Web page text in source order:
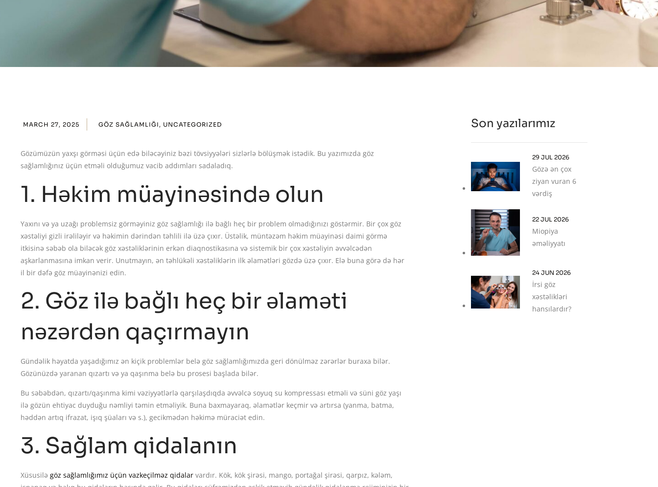
MARCH 27, 2025 GÖZ SAĞLAMLIĞI, UNCATEGORIZED
Gözümüzün yaxşı görməsi üçün edə biləcəyiniz bəzi tövsiyyələri sizlərlə bölüşmək istədik. Bu yazımızda göz
sağlamlığınız üçün etməli olduğumuz vacib addımları sadaladıq.
1. Həkim müayinəsində olun
Yaxını və ya uzağı problemsiz görməyiniz göz sağlamlığı ilə bağlı heç bir problem olmadığınızı göstərmir. Bir çox göz
xəstəliyi gizli irəliləyir və həkimin dərindən təhlili ilə üzə çıxır. Üstəlik, müntəzəm həkim müayinəsi daimi görmə
itkisinə səbəb ola biləcək göz xəstəliklərinin erkən diaqnostikasına və sistemik bir çox xəstəliyin əvvəlcədən
aşkarlanmasına imkan verir. Unutmayın, ən təhlükəli xəstəliklərin ilk əlamətləri gözdə üzə çıxır. Elə buna görə də hər
il bir dəfə göz müayinənizi edin.
2. Göz ilə bağlı heç bir əlaməti
nəzərdən qaçırmayın
Gündəlik həyatda yaşadığımız ən kiçik problemlər belə göz sağlamlığımızda geri dönülməz zərərlər buraxa bilər.
Gözünüzdə yaranan qızartı və ya qaşınma belə bu prosesi başlada bilər.
Bu səbəbdən, qızartı/qaşınma kimi vəziyyətlərlə qarşılaşdıqda əvvəlcə soyuq su kompressası etməli və süni göz yaşı
ilə gözün ehtiyac duyduğu nəmliyi təmin etməliyik. Buna baxmayaraq, əlamətlər keçmir və artırsa (yanma, batma,
həddən artıq ifrazat, işıq şüaları və s.), gecikmədən həkimə müraciət edin.
3. Sağlam qidalanın
Xüsusilə göz sağlamlığımız üçün vazkeçilməz qidalar vardır. Kök, kök şirəsi, mango, portağal şirəsi, qarpız, kələm,
Son yazılarımız
29 JUL 2026
Gözə ən çox
ziyan vuran 6
vərdiş
22 JUL 2026
Miopiya
əməliyyatı
24 JUN 2026
İrsi göz
xəstəlikləri
hansılardır?